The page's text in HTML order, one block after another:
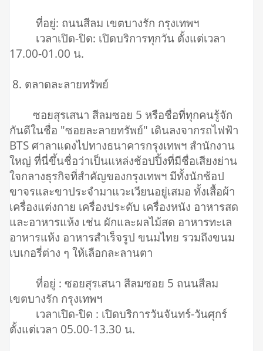
ที่อยู่: ถนนสีลม เขตบางรัก กรุงเทพฯ
เวลาเปิด-ปิด: เปิดบริการทุกวัน ตั้งแต่เวลา
17.00-01.00 น.
8. ตลาดละลายทรัพย์
ซอยสุรเสนา สีลมซอย 5 หรือชื่อที่ทุกคนรู้จัก
กันดีในชื่อ "ซอยละลายทรัพย์" เดินลงจากรถไฟฟ้า
BTS ศาลาแดงไปทางธนาคารกรุงเทพฯ สำนักงาน
ใหญ่ ที่นี่ขึ้นชื่อว่าเป็นแหล่งช้อปปิ้งที่มีชื่อเสียงย่าน
ใจกลางธุรกิจที่สำคัญของกรุงเทพฯ มีทั้งนักช้อป
ขาจรและขาประจำมาแวะเวียนอยู่เสมอ ทั้งเสื้อผ้า
เครื่องแต่งกาย เครื่องประดับ เครื่องหนัง อาหารสด
และอาหารแห้ง เช่น ผักและผลไม้สด อาหารทะเล
อาหารแห้ง อาหารสำเร็จรูป ขนมไทย รวมถึงขนม
เบเกอรี่ต่าง ๆ ให้เลือกละลานตา
ที่อยู่ : ซอยสุรเสนา สีลมซอย 5 ถนนสีลม
เขตบางรัก กรุงเทพฯ
เวลาเปิด-ปิด : เปิดบริการวันจันทร์-วันศุกร์
ตั้งแต่เวลา 05.00-13.30 น.